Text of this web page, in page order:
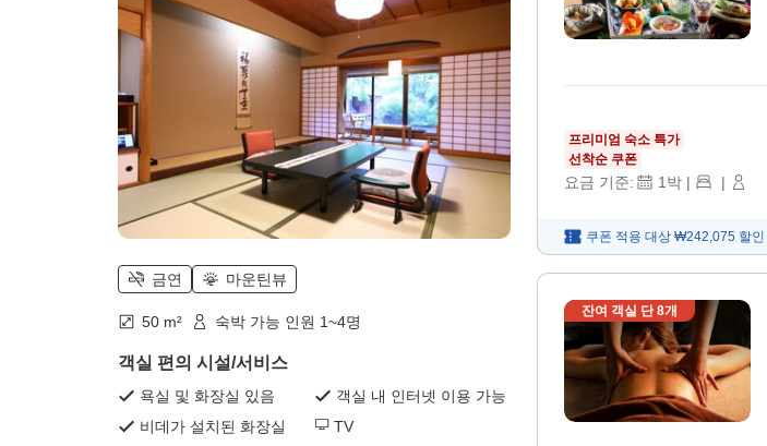
금연 마운틴뷰
50 m² 숙박 가능 인원 1~4명
객실 편의 시설/서비스
욕실 및 화장실 있음
객실 내 인터넷 이용 가능
비데가 설치된 화장실
TV
프리미엄 숙소 특가
선착순 쿠폰
요금 기준: 1 박 | |
쿠폰 적용 대상 ₩242,075 할인
잔여 객실 단8개